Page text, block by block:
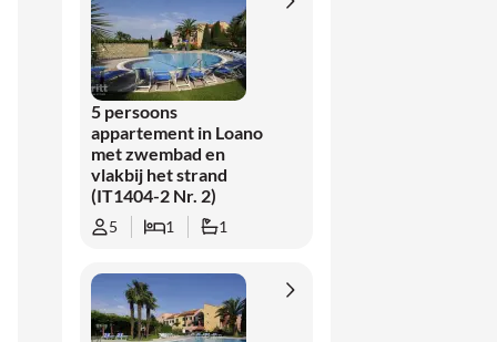
5 persoons
appartement in Loano
met zwembad en
vlakbij het strand
(IT1404-2 Nr. 2)
5 1 1